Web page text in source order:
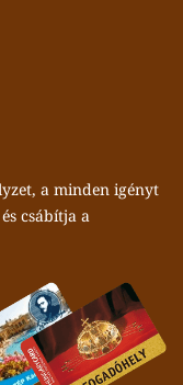
a minden igényt
csábítja a